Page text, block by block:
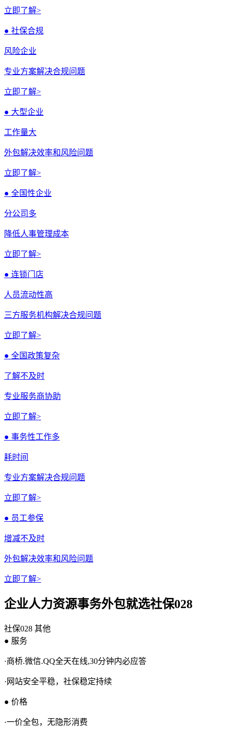
立即了解>
● 社保合规
风险企业
专业方案解决合规问题
立即了解>
● 大型企业
工作量大
外包解决效率和风险问题
立即了解>
● 全国性企业
分公司多
降低人事管理成本
立即了解>
● 连锁门店
人员流动性高
三方服务机构解决合规问题
立即了解>
● 全国政策复杂
了解不及时
专业服务商协助
立即了解>
● 事务性工作多
耗时间
专业方案解决合规问题
立即了解>
● 员工参保
增减不及时
外包解决效率和风险问题
立即了解>
企业人力资源事务外包就选社保028
社保028 其他
● 服务
·商桥.微信.QQ全天在线,30分钟内必应答
·网站安全平稳，社保稳定持续
● 价格
·一价全包，无隐形消费